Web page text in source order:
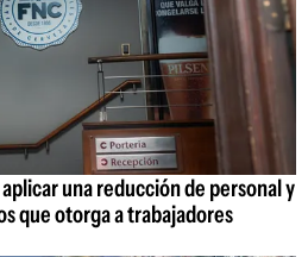
una reducción de personal y
que otorga a trabajadores